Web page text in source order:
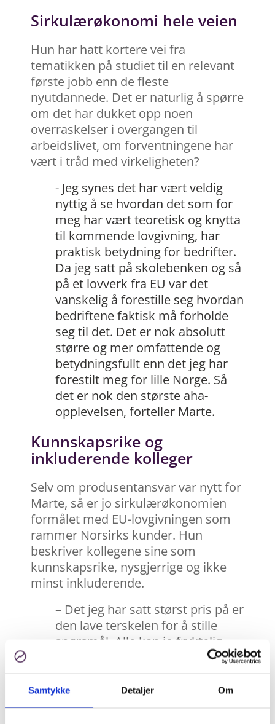
Samtykke Detaljer Om
Sirkulærøkonomi hele veien
Hun har hatt kortere vei fra
tematikken på studiet til en relevant
første jobb enn de fleste
nyutdannede. Det er naturlig å spørre
om det har dukket opp noen
overraskelser i overgangen til
arbeidslivet, om forventningene har
vært i tråd med virkeligheten?
- Jeg synes det har vært veldig
nyttig å se hvordan det som for
meg har vært teoretisk og knytta
til kommende lovgivning, har
praktisk betydning for bedrifter.
Da jeg satt på skolebenken og så
på et lovverk fra EU var det
vanskelig å forestille seg hvordan
bedriftene faktisk må forholde
seg til det. Det er nok absolutt
større og mer omfattende og
betydningsfullt enn det jeg har
forestilt meg for lille Norge. Så
det er nok den største aha-
opplevelsen, forteller Marte.
Kunnskapsrike og
inkluderende kolleger
Selv om produsentansvar var nytt for
Marte, så er jo sirkulærøkonomien
formålet med EU-lovgivningen som
rammer Norsirks kunder. Hun
beskriver kollegene sine som
kunnskapsrike, nysgjerrige og ikke
minst inkluderende.
– Det jeg har satt størst pris på er
den lave terskelen for å stille
spørsmål. Alle kan jo fryktelig
mye, men ingen forventer at du
ivrige etter å forklare og dele av
sin kunnskap. Det har gjort at jeg